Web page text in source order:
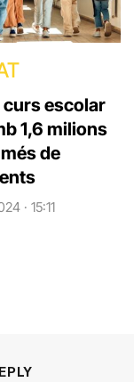
curs escolar
1,6 milions
de
· 15:11